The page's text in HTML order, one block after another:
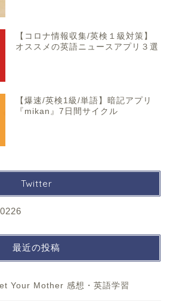
【コロナ情報収集/英検１級対策】
オススメの英語ニュースアプリ３選
【爆速/英検1級/単語】暗記アプリ
『mikan』7日間サイクル
Twitter
最近の投稿
Your Mother 感想・英語学習